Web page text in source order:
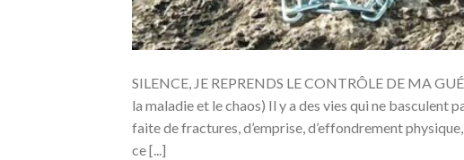
SILENCE, JE REPRENDS LE CONTRÔLE DE MA
la maladie et le chaos) Il y a des vies qui ne basculent
faite de fractures, d’emprise, d’effondrement
ce [...]